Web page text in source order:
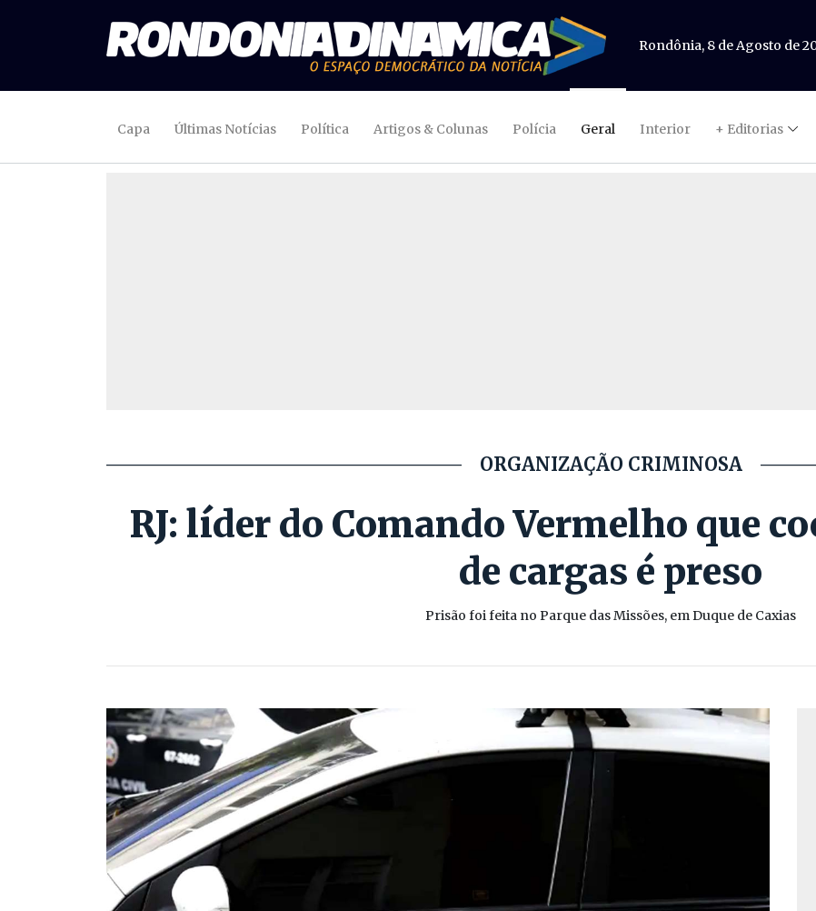
Rondônia, 8 de Agosto de
Capa Últimas Notícias Política Artigos & Colunas Polícia Geral Interior + Editorias
ORGANIZAÇÃO CRIMINOSA
RJ: líder do Comando Vermelho que
de cargas é preso
Prisão foi feita no Parque das Missões, em Duque de Caxias